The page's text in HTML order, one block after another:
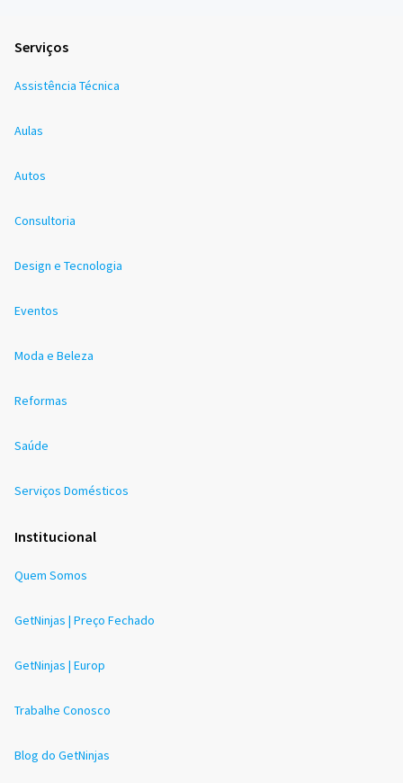
Serviços
Assistência Técnica
Aulas
Autos
Consultoria
Design e Tecnologia
Eventos
Moda e Beleza
Reformas
Saúde
Serviços Domésticos
Institucional
Quem Somos
GetNinjas | Preço Fechado
GetNinjas | Europ
Trabalhe Conosco
Blog do GetNinjas